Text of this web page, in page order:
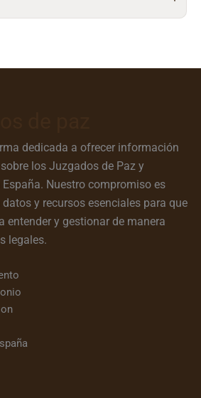
dedicada a ofrecer información
los Juzgados de Paz y
Nuestro compromiso es
y recursos esenciales para que
entender y gestionar de manera
legales.